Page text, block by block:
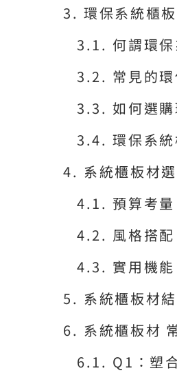
環保系統櫃
何謂環
常見的
如何選
環保系
系統櫃板材
預算考
風格搭
實用機
系統櫃板材
系統櫃板材
Q1：塑